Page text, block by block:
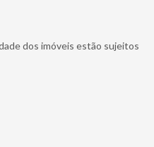
dos imóveis estão sujeitos